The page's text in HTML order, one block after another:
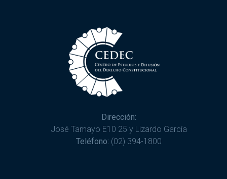
Dirección:
José Tamayo E10 25 y Lizardo García
Teléfono: (02) 394-1800